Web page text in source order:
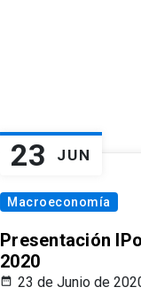
23 JUN
Macroeconomía
Presentación
2020
23 de Junio de